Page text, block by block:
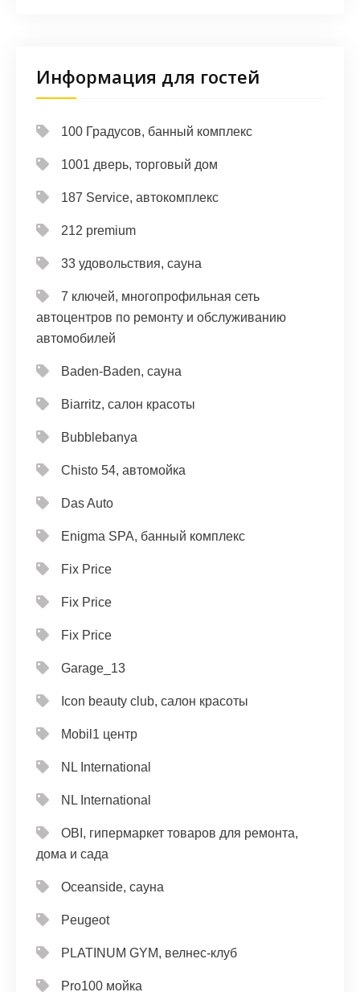
Информация для гостей
100 Градусов, банный комплекс
1001 дверь, торговый дом
187 Service, автокомплекс
212 premium
33 удовольствия, сауна
7 ключей, многопрофильная сеть
автоцентров по ремонту и обслуживанию
автомобилей
Baden-Baden, сауна
Biarritz, салон красоты
Bubblebanya
Chisto 54, автомойка
Das Auto
Enigma SPA, банный комплекс
Fix Price
Fix Price
Fix Price
Garage_13
Icon beauty club, салон красоты
Mobil1 центр
NL International
NL International
OBI, гипермаркет товаров для ремонта,
дома и сада
Oceanside, сауна
Peugeot
PLATINUM GYM, велнес-клуб
Pro100 мойка